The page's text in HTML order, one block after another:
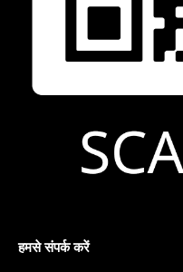
हमसे संपर्क करें